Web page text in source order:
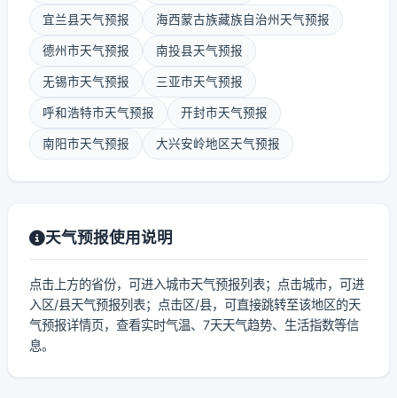
宜兰县天气预报 海西蒙古族藏族自治州天气预报
德州市天气预报 南投县天气预报
无锡市天气预报 三亚市天气预报
呼和浩特市天气预报 开封市天气预报
南阳市天气预报 大兴安岭地区天气预报
天气预报使用说明
点击上方的省份，可进入城市天气预报列表；点击城市，可进
入区/县天气预报列表；点击区/县，可直接跳转至该地区的天
气预报详情页，查看实时气温、7天天气趋势、生活指数等信
息。